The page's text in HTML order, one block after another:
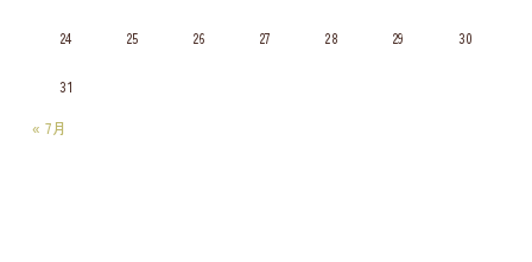
24 25 26 27 28 29 30
31
« 7月